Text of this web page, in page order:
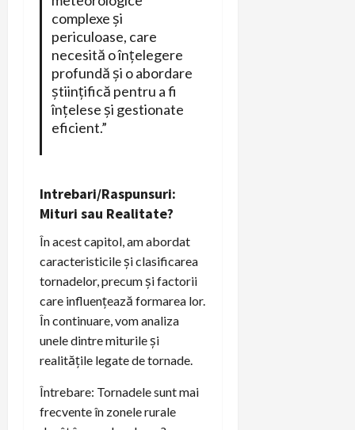
complexe și
periculoase, care
necesită o înțelegere
profundă și o abordare
științifică pentru a fi
înțelese și gestionate
eficient.”
Intrebari/Raspunsuri:
Mituri sau Realitate?
În acest capitol, am abordat
caracteristicile și clasificarea
tornadelor, precum și factorii
care influențează formarea lor.
În continuare, vom analiza
unele dintre miturile și
realitățile legate de tornade.
Întrebare: Tornadele sunt mai
frecvente în zonele rurale